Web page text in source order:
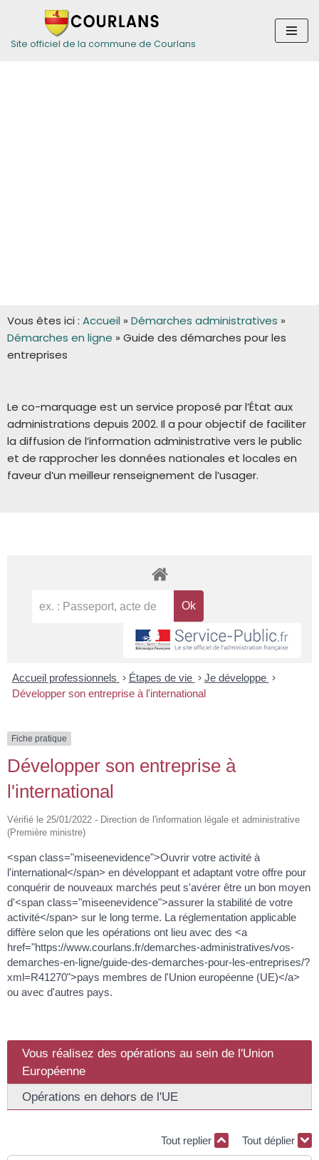
Aller
Site officiel de la commune de Courlans
Vous êtes ici : Accueil » Démarches administratives »
Démarches en ligne » Guide des démarches pour les
entreprises
Le co-marquage est un service proposé par l’État aux
administrations depuis 2002. Il a pour objectif de faciliter
la diffusion de l’information administrative vers le public
et de rapprocher les données nationales et locales en
faveur d’un meilleur renseignement de l’usager.
Accueil professionnels > Étapes de vie > Je développe >
Développer son entreprise à l'international
Fiche pratique
Développer son entreprise à
l'international
Vérifié le 25/01/2022 - Direction de l'information légale et administrative
(Première ministre)
<span class="miseenevidence">Ouvrir votre activité à
l'international</span> en développant et adaptant votre offre pour
conquérir de nouveaux marchés peut s'avérer être un bon moyen
d'<span class="miseenevidence">assurer la stabilité de votre
activité</span> sur le long terme. La réglementation applicable
diffère selon que les opérations ont lieu avec des <a
href="https://www.courlans.fr/demarches-administratives/vos-
demarches-en-ligne/guide-des-demarches-pour-les-entreprises/?
xml=R41270">pays membres de l'Union européenne (UE)</a>
ou avec d'autres pays.
Vous réalisez des opérations au sein de l'Union
Européenne
Opérations en dehors de l'UE
Tout replier Tout déplier